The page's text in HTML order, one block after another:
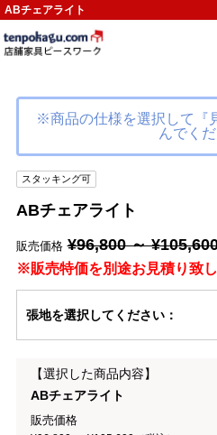
ABチェアライト
※商品の仕様を選択して『
んでく
スタッキング可
ABチェアライト
販売価格 ¥96,800 ～
※販売特価を別途お見積り致し
張地を選択してください：
【選択した商品内容】
ABチェアライト
販売価格